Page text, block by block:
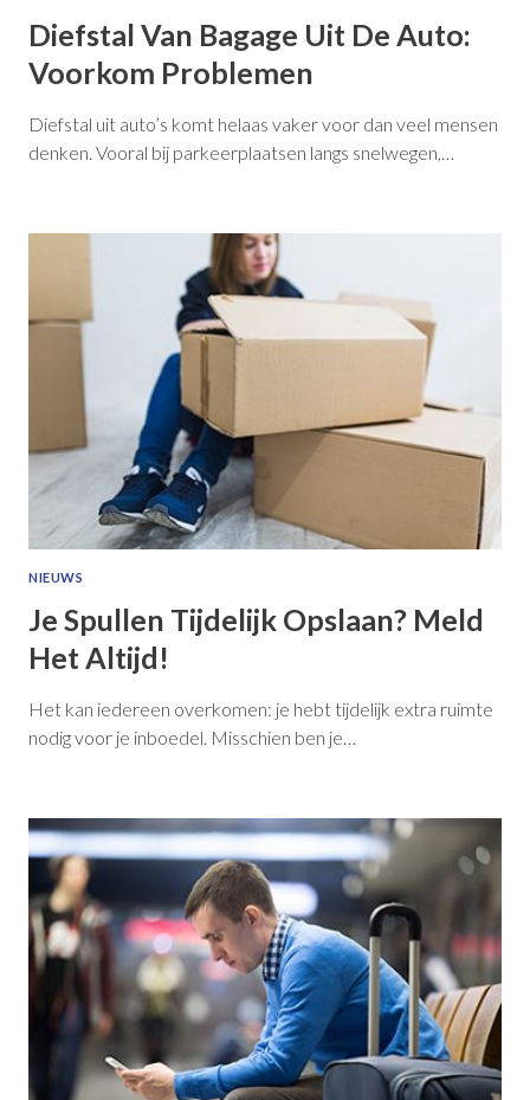
Diefstal Van Bagage Uit De Auto:
Voorkom Problemen
Diefstal uit auto’s komt helaas vaker voor dan veel mensen
denken. Vooral bij parkeerplaatsen langs snelwegen,…
NIEUWS
Je Spullen Tijdelijk Opslaan? Meld
Het Altijd!
Het kan iedereen overkomen: je hebt tijdelijk extra ruimte
nodig voor je inboedel. Misschien ben je…